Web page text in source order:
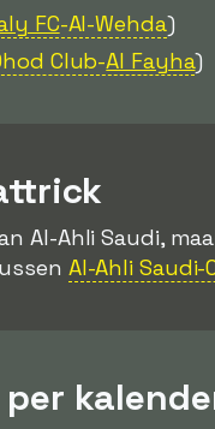
FC-Al-Wehda)
Club-Al Fayha)
Al-Ahli Saudi,
Al-Ahli Saudi-